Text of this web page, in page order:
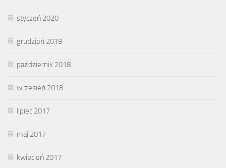
styczeń 2020
grudzień 2019
październik 2018
wrzesień 2018
lipiec 2017
maj 2017
kwiecień 2017